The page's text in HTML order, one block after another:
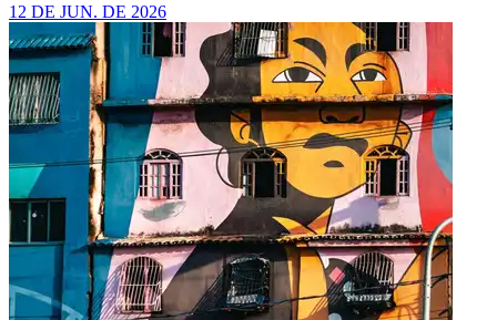
12 DE JUN. DE 2026